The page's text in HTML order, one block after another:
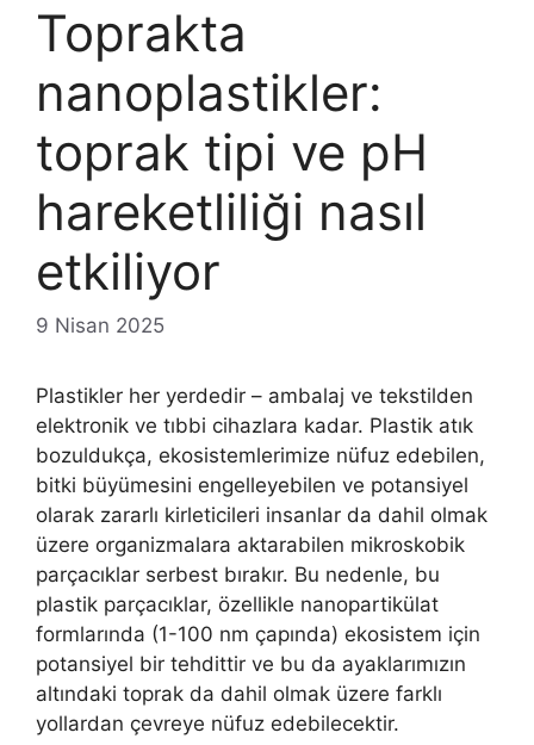
Toprakta
nanoplastikler:
toprak tipi ve pH
hareketliliği nasıl
etkiliyor
9 Nisan 2025
Plastikler her yerdedir – ambalaj ve tekstilden
elektronik ve tıbbi cihazlara kadar. Plastik atık
bozuldukça, ekosistemlerimize nüfuz edebilen,
bitki büyümesini engelleyebilen ve potansiyel
olarak zararlı kirleticileri insanlar da dahil olmak
üzere organizmalara aktarabilen mikroskobik
parçacıklar serbest bırakır. Bu nedenle, bu
plastik parçacıklar, özellikle nanopartikülat
formlarında (1-100 nm çapında) ekosistem için
potansiyel bir tehdittir ve bu da ayaklarımızın
altındaki toprak da dahil olmak üzere farklı
yollardan çevreye nüfuz edebilecektir.